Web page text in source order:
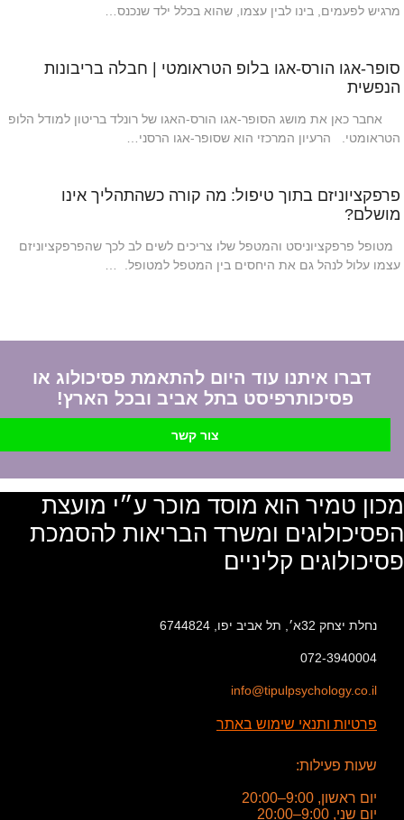
מרגיש לפעמים, בינו לבין עצמו, שהוא בכלל ילד שנכנס…
סופר-אגו הורס-אגו בלופ הטראומטי | חבלה בריבונות
הנפשית
אחבר כאן את מושג הסופר-אגו הורס-האגו של רונלד בריטון למודל הלופ
הטראומטי. הרעיון המרכזי הוא שסופר-אגו הרסני…
פרפקציוניזם בתוך טיפול: מה קורה כשהתהליך אינו
מושלם?
מטופל פרפקציוניסט והמטפל שלו צריכים לשים לב לכך שהפרפקציוניזם
עצמו עלול לנהל גם את היחסים בין המטפל למטופל. …
דברו איתנו עוד היום להתאמת פסיכולוג או
פסיכותרפיסט בתל אביב ובכל הארץ!
צור קשר
מכון טמיר הוא מוסד מוכר ע״י מועצת
הפסיכולוגים ומשרד הבריאות להסמכת
פסיכולוגים קליניים
נחלת יצחק 32א׳, תל אביב יפו, 6744824
072-3940004
info@tipulpsychology.co.il
פרטיות ותנאי שימוש באתר
שעות פעילות:
יום ראשון, 9:00–20:00
יום שני, 9:00–20:00